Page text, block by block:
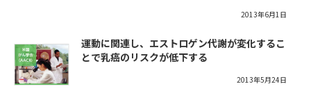
2013年6月1日
運動に関連し、エストロゲン代謝が変化するこ
とで乳癌のリスクが低下する
2013年5月24日